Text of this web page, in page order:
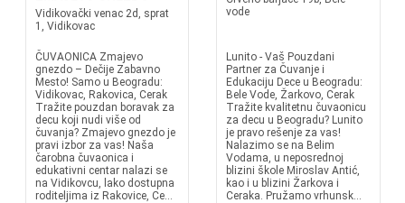
Vidikovački venac 2d, sprat
1, Vidikovac
ČUVAONICA Zmajevo
gnezdo – Dečije Zabavno
Mesto! Samo u Beogradu:
Vidikovac, Rakovica, Cerak
Tražite pouzdan boravak za
decu koji nudi više od
čuvanja? Zmajevo gnezdo je
pravi izbor za vas! Naša
čarobna čuvaonica i
edukativni centar nalazi se
na Vidikovcu, lako dostupna
roditeljima iz Rakovice, Ce...
vode
Lunito - Vaš Pouzdani
Partner za Čuvanje i
Edukaciju Dece u Beogradu:
Bele Vode, Žarkovo, Cerak
Tražite kvalitetnu čuvaonicu
za decu u Beogradu? Lunito
je pravo rešenje za vas!
Nalazimo se na Belim
Vodama, u neposrednoj
blizini škole Miroslav Antić,
kao i u blizini Žarkova i
Ceraka. Pružamo vrhunsk...